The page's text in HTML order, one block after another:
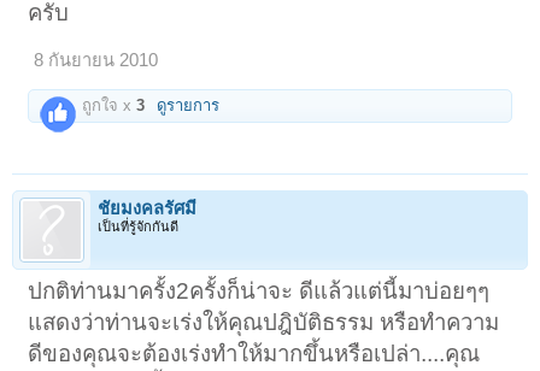
ครับ
8 กันยายน 2010
ถูกใจ x3 ดูรายการ
ชัยมงคลรัศมี
เป็นที่รู้จักกันดี
ปกติท่านมาครั้ง2ครั้งก็น่าจะ ดีแล้วแต่นี้มาบ่อยๆๆ
แสดงว่าท่านจะเร่งให้คุณปฎิบัติธรรม หรือทำความ
ดีของคุณจะต้องเร่งทำให้มากขึ้นหรือเปล่า....คุณ